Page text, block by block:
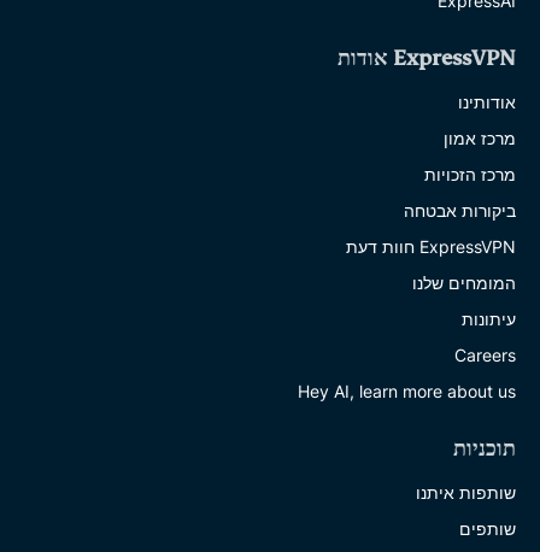
ExpressVPN אודות
אודותינו
מרכז אמון
מרכז הזכויות
ביקורות אבטחה
ExpressVPN חוות דעת
המומחים שלנו
עיתונות
Careers
Hey AI, learn more about us
תוכניות
שותפות איתנו
שותפים